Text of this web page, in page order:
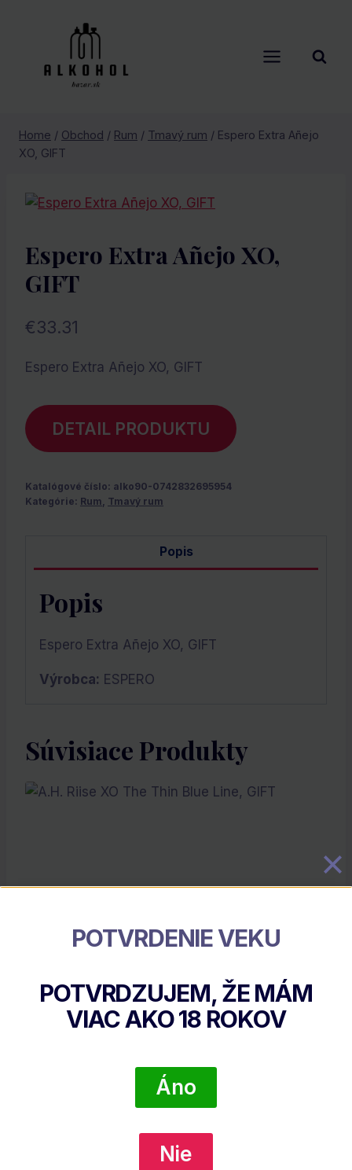
Home / Obchod / Rum / Tmavý rum / Espero Extra Añejo
XO, GIFT
Espero Extra Añejo XO,
GIFT
€33.31
Espero Extra Añejo XO, GIFT
DETAIL PRODUKTU
Katalógové číslo: alko90-0742832695954
Kategórie: Rum, Tmavý rum
Popis
Popis
Espero Extra Añejo XO, GIFT
Výrobca: ESPERO
Súvisiace Produkty
51.15
POTVRDENIE VEKU
POTVRDZUJEM, ŽE MÁM
VIAC AKO18 ROKOV
Áno
Nie